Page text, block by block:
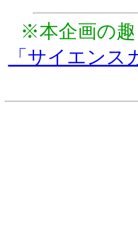
※本企画の
「サイエン